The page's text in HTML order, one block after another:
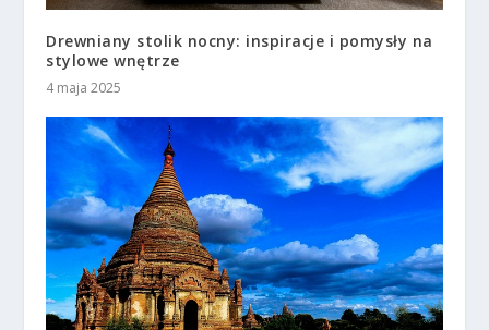
Drewniany stolik nocny: inspiracje i pomysły na
stylowe wnętrze
4 maja 2025